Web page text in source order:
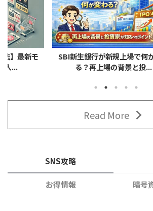
】最新モ
入...
SBI新生銀行が新規上場で何
る？再上場の背景と投...
Read More
SNS攻略
お得情報 暗号